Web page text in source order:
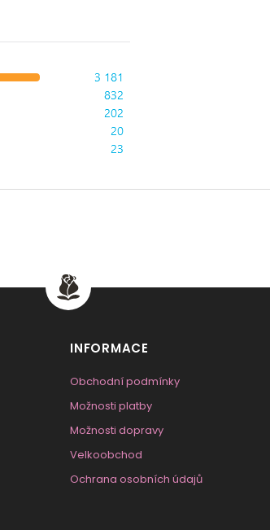
INFORMACE
Obchodní podmínky
Možnosti platby
Možnosti dopravy
Velkoobchod
Ochrana osobních údajů